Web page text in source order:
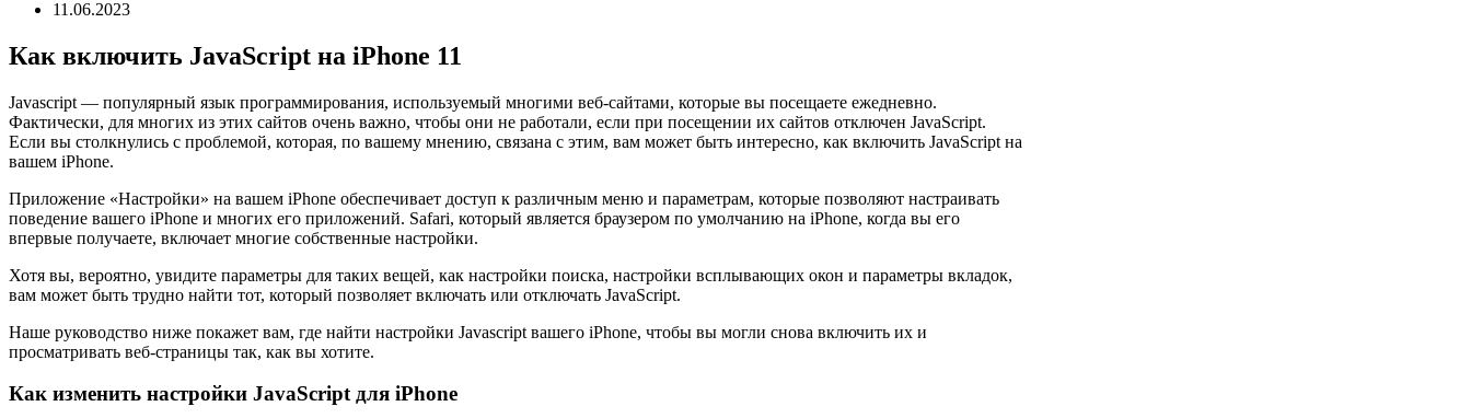
11.06.2023
Как включить JavaScript на iPhone 11
Javascript — популярный язык программирования, используемый многими веб-сайтами, которые вы посещаете ежедневно.
Фактически, для многих из этих сайтов очень важно, чтобы они не работали, если при посещении их сайтов отключен JavaScript.
Если вы столкнулись с проблемой, которая, по вашему мнению, связана с этим, вам может быть интересно, как включить JavaScript на
вашем iPhone.
Приложение «Настройки» на вашем iPhone обеспечивает доступ к различным меню и параметрам, которые позволяют настраивать
поведение вашего iPhone и многих его приложений. Safari, который является браузером по умолчанию на iPhone, когда вы его
впервые получаете, включает многие собственные настройки.
Хотя вы, вероятно, увидите параметры для таких вещей, как настройки поиска, настройки всплывающих окон и параметры вкладок,
вам может быть трудно найти тот, который позволяет включать или отключать JavaScript.
Наше руководство ниже покажет вам, где найти настройки Javascript вашего iPhone, чтобы вы могли снова включить их и
просматривать веб-страницы так, как вы хотите.
Как изменить настройки JavaScript для iPhone